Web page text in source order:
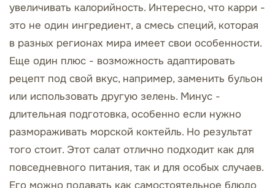
увеличивать калорийность. Интересно, что карри -
это не один ингредиент, а смесь специй, которая
в разных регионах мира имеет свои особенности.
Еще один плюс - возможность адаптировать
рецепт под свой вкус, например, заменить бульон
или использовать другую зелень. Минус -
длительная подготовка, особенно если нужно
размораживать морской коктейль. Но результат
того стоит. Этот салат отлично подходит как для
повседневного питания, так и для особых случаев.
Его можно подавать как самостоятельное блюдо